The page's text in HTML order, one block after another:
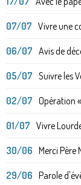
07/07 Vivre une
06/07 Avis de
05/07 Suivre les
02/07 Opération
01/07 Vivre
30/06 Merci Père
29/06 Parole